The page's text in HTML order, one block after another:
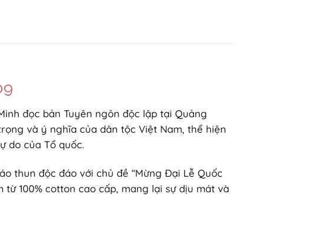
đọc bản Tuyên ngôn độc lập tại Quảng
và ý nghĩa của dân tộc Việt Nam, thể hiện
do của Tổ quốc.
thun độc đáo với chủ đề “Mừng Đại Lễ Quốc
100% cotton cao cấp, mang lại sự dịu mát và